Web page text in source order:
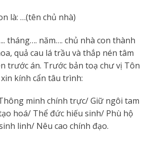
là: …(tên chủ nhà)
tháng…. năm…. chủ nhà con thành
quả cau lá trầu và thắp nén tâm
trước án. Trước bản toạ chư vị Tôn
kính cẩn tâu trình:
minh chính trực/ Giữ ngôi tam
hoá/ Thể đức hiếu sinh/ Phù hộ
linh/ Nêu cao chính đạo.